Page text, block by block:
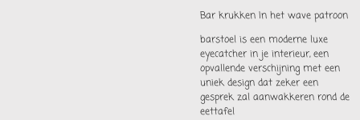
Bar krukken In het wave patroon
barstoel is een moderne luxe
eyecatcher in je interieur, een
opvallende verschijning met een
uniek design dat zeker een
gesprek zal aanwakkeren rond de
eettafel